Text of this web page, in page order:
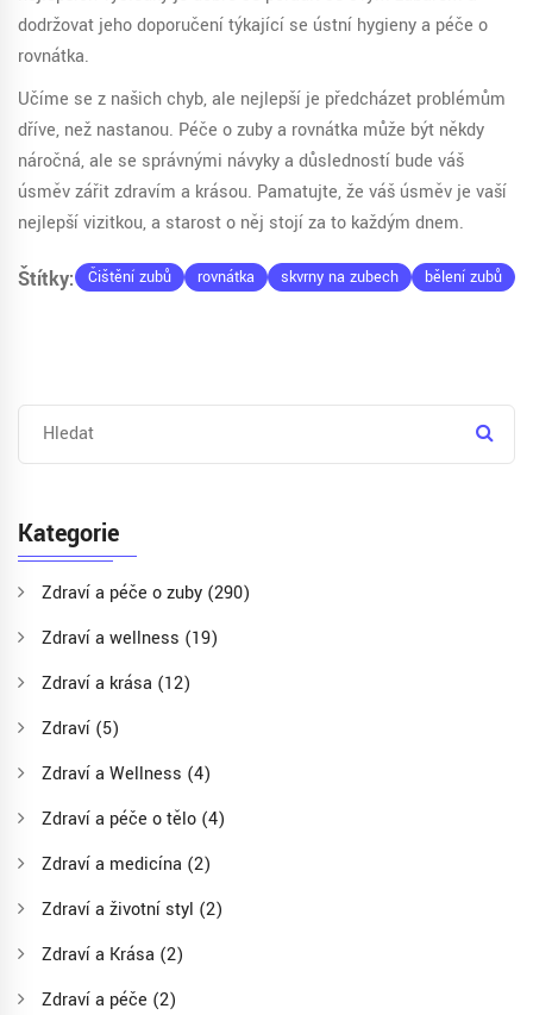
dodržovat jeho doporučení týkající se ústní hygieny a péče o
rovnátka.
Učíme se z našich chyb, ale nejlepší je předcházet problémům
dříve, než nastanou. Péče o zuby a rovnátka může být někdy
náročná, ale se správnými návyky a důsledností bude váš
úsměv zářit zdravím a krásou. Pamatujte, že váš úsměv je vaší
nejlepší vizitkou, a starost o něj stojí za to každým dnem.
Štítky: Čištění zubů rovnátka skvrny na zubech bělení zubů
Kategorie
Zdraví a péče o zuby (290)
Zdraví a wellness (19)
Zdraví a krása (12)
Zdraví (5)
Zdraví a Wellness (4)
Zdraví a péče o tělo (4)
Zdraví a medicína (2)
Zdraví a životní styl (2)
Zdraví a Krása (2)
Zdraví a péče (2)